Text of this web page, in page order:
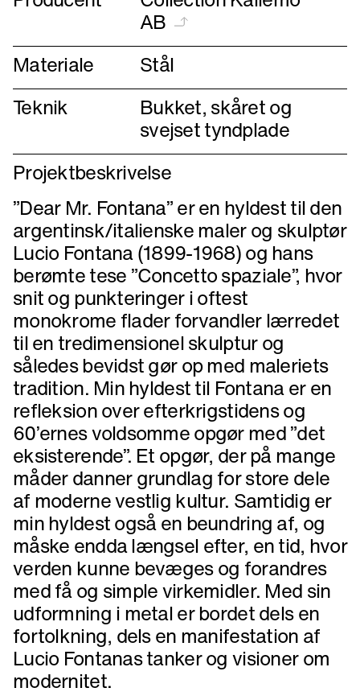
AB
Materiale
Stål
Teknik
Bukket, skåret og
svejset tyndplade
Projektbeskrivelse
”Dear Mr. Fontana” er en hyldest til den
argentinsk/italienske maler og skulptør
Lucio Fontana (1899-1968) og hans
berømte tese ”Concetto spaziale”, hvor
snit og punkteringer i oftest
monokrome flader forvandler lærredet
til en tredimensionel skulptur og
således bevidst gør op med maleriets
tradition. Min hyldest til Fontana er en
refleksion over efterkrigstidens og
60’ernes voldsomme opgør med ”det
eksisterende”. Et opgør, der på mange
måder danner grundlag for store dele
af moderne vestlig kultur. Samtidig er
min hyldest også en beundring af, og
måske endda længsel efter, en tid, hvor
verden kunne bevæges og forandres
med få og simple virkemidler. Med sin
udformning i metal er bordet dels en
fortolkning, dels en manifestation af
Lucio Fontanas tanker og visioner om
modernitet.